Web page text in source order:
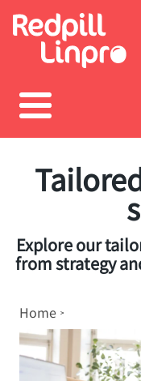
main
Explore our
from strategy
Breadcrumb
Home